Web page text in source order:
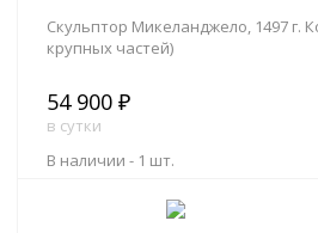
Скульптор Микеланджело, 1497 г.
крупных частей)
54 900 ₽
в сутки
В наличии - 1 шт.